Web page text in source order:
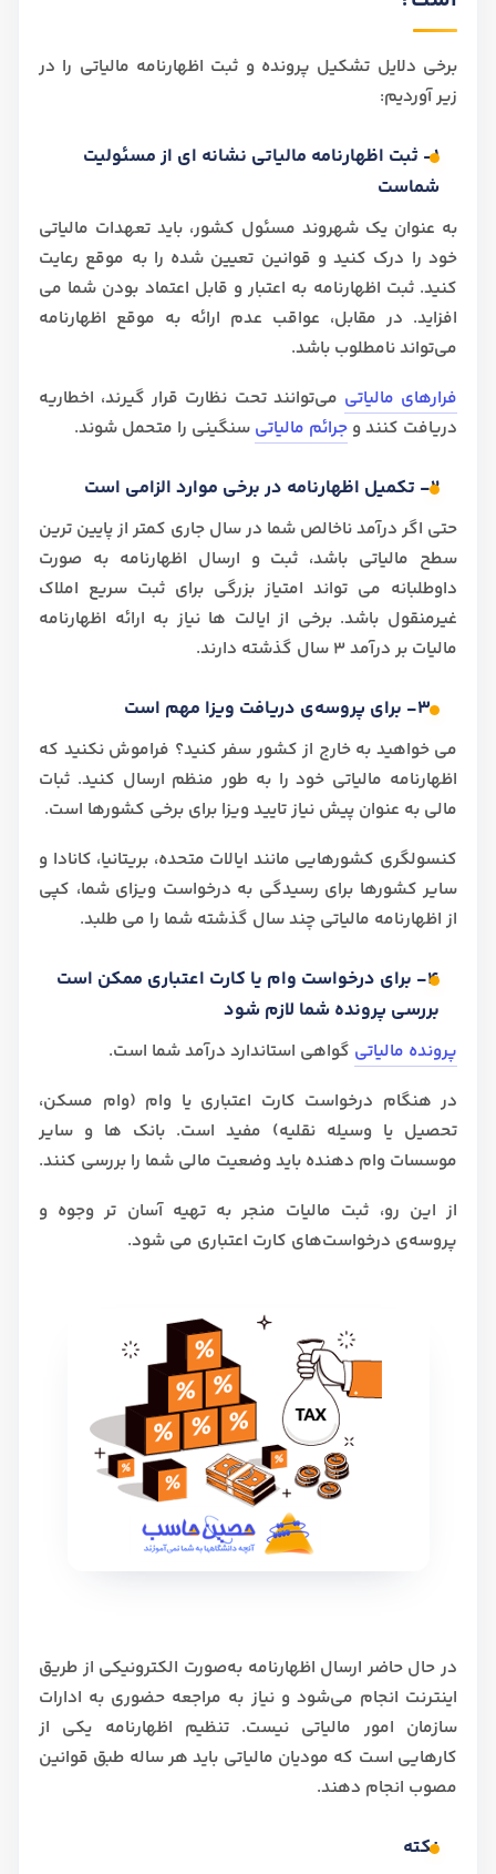
برخی دلایل تشکیل پرونده و ثبت اظهارنامه مالیاتی را در
زیر آوردیم:
1- ثبت اظهارنامه مالیاتی نشانه ای از مسئولیت
شماست
به عنوان یک شهروند مسئول کشور، باید تعهدات مالیاتی
خود را درک کنید و قوانین تعیین شده را به موقع رعایت
کنید. ثبت اظهارنامه به اعتبار و قابل اعتماد بودن شما می
افزاید. در مقابل، عواقب عدم ارائه به موقع اظهارنامه
می‌تواند نامطلوب باشد.
فرارهای مالیاتی می‌توانند تحت نظارت قرار گیرند، اخطاریه
دریافت کنند و جرائم مالیاتی سنگینی را متحمل شوند.
2- تکمیل اظهارنامه در برخی موارد الزامی است
حتی اگر درآمد ناخالص شما در سال جاری کمتر از پایین ترین
سطح مالیاتی باشد، ثبت و ارسال اظهارنامه به صورت
داوطلبانه می تواند امتیاز بزرگی برای ثبت سریع املاک
غیرمنقول باشد. برخی از ایالت ها نیاز به ارائه اظهارنامه
مالیات بر درآمد 3 سال گذشته دارند.
3- برای پروسه‌ی دریافت ویزا مهم است
می خواهید به خارج از کشور سفر کنید؟ فراموش نکنید که
اظهارنامه مالیاتی خود را به طور منظم ارسال کنید. ثبات
مالی به عنوان پیش نیاز تایید ویزا برای برخی کشورها است.
کنسولگری کشورهایی مانند ایالات متحده، بریتانیا، کانادا و
سایر کشورها برای رسیدگی به درخواست ویزای شما، کپی
از اظهارنامه مالیاتی چند سال گذشته شما را می طلبد.
4- برای درخواست وام یا کارت اعتباری ممکن است
بررسی پرونده شما لازم شود
پرونده مالیاتی گواهی استاندارد درآمد شما است.
در هنگام درخواست کارت اعتباری یا وام (وام مسکن،
تحصیل یا وسیله نقلیه) مفید است. بانک ها و سایر
موسسات وام دهنده باید وضعیت مالی شما را بررسی کنند.
از این رو، ثبت مالیات منجر به تهیه آسان تر وجوه و
پروسه‌ی درخواست‌های کارت اعتباری می شود.
در حال حاضر ارسال اظهارنامه به‌صورت الکترونیکی از طریق
اینترنت انجام می‌شود و نیاز به مراجعه حضوری به ادارات
سازمان امور مالیاتی نیست. تنظیم اظهارنامه یکی از
کارهایی است که مودیان مالیاتی باید هر ساله طبق قوانین
مصوب انجام دهند.
نکته